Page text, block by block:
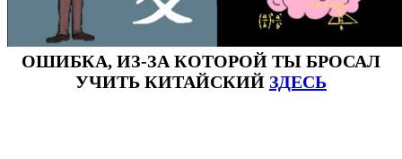
ОШИБКА, ИЗ-ЗА КОТОРОЙ ТЫ БРОСАЛ
УЧИТЬ КИТАЙСКИЙ ЗДЕСЬ